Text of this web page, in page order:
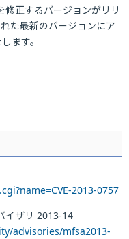
正するバージョンがリリ
た最新のバージョンにア
ます。
2013-0757
イザリ 2013-14
advisories/mfsa2013-